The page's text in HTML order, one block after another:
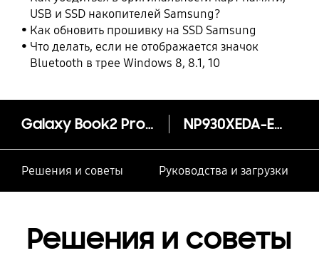
USB и SSD накопителей Samsung?
Как обновить прошивку на SSD Samsung
Что делать, если не отображается значок
Bluetooth в трее Windows 8, 8.1, 10
Galaxy Book2 Pro (13.3", i7, 16 ГБ) NP930XEDA-EXP
Решения и советы Руководства и загрузки
Решения и советы